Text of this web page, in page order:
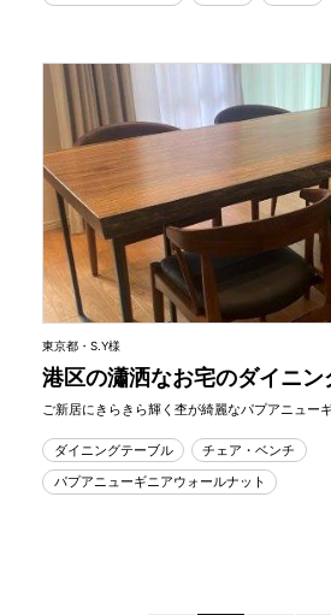
東京都・S.Y様
港区の瀟洒なお宅のダイニン
ご新居にきらきら輝く杢が綺麗なパプアニュー
ダイニングテーブル
チェア・ベンチ
パプアニューギニアウォールナット